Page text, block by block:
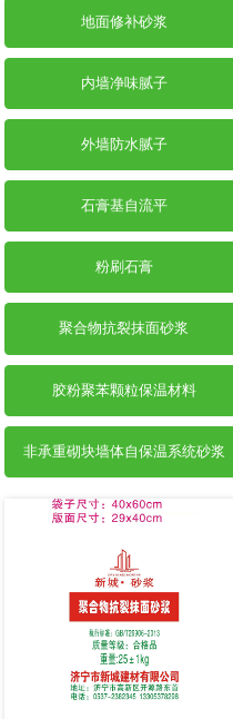
地面修补砂浆
内墙净味腻子
外墙防水腻子
石膏基自流平
粉刷石膏
聚合物抗裂抹面砂浆
胶粉聚苯颗粒保温材料
非承重砌块墙体自保温系统砂浆